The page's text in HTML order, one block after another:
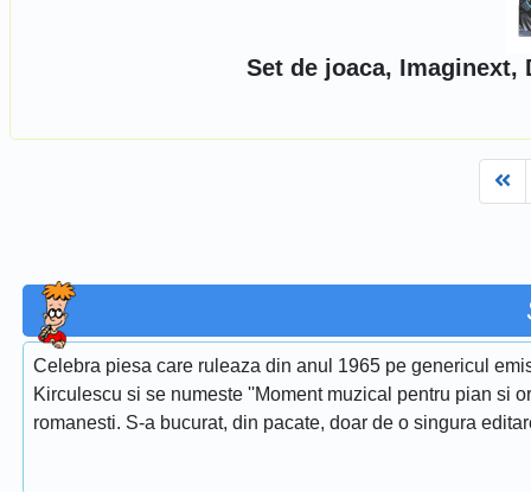
Set de joaca, Imaginext,
Celebra piesa care ruleaza din anul 1965 pe genericul
Kirculescu si se numeste ''Moment muzical pentru pian si
romanesti. S-a bucurat, din pacate, doar de o singura